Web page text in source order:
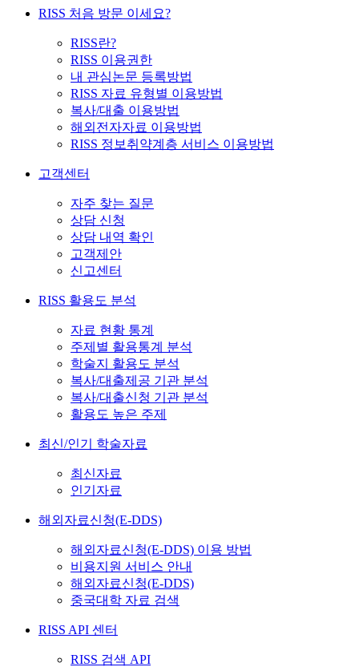
RISS 처음 방문 이세요?
RISS란?
RISS 이용권한
내 관심논문 등록방법
RISS 자료 유형별 이용방법
복사/대출 이용방법
해외전자자료 이용방법
RISS 정보취약계층 서비스 이용방법
고객센터
자주 찾는 질문
상담 신청
상담 내역 확인
고객제안
신고센터
RISS 활용도 분석
자료 현황 통계
주제별 활용통계 분석
학술지 활용도 분석
복사/대출제공 기관 분석
복사/대출신청 기관 분석
활용도 높은 주제
최신/인기 학술자료
최신자료
인기자료
해외자료신청(E-DDS)
해외자료신청(E-DDS) 이용 방법
비용지원 서비스 안내
해외자료신청(E-DDS)
중국대학 자료 검색
RISS API 센터
RISS 검색 API